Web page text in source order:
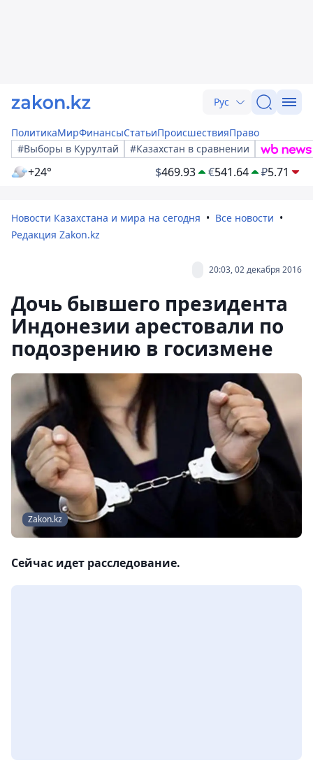
Рус
ПолитикаМирФинансыСтатьиПроисшествияПраво
#Выборы в Курултай
#Казахстан в сравнении
+24° $469.93 €541.64 ₽5.71
Новости Казахстана и мира на сегодня
Все новости
Редакция Zakon.kz
20:03, 02 декабря 2016
Дочь бывшего президента
Индонезии арестовали по
подозрению в госизмене
Zakon.kz
Сейчас идет расследование.